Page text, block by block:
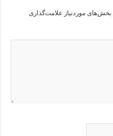
بخش‌های موردنیاز علامت‌گذاری